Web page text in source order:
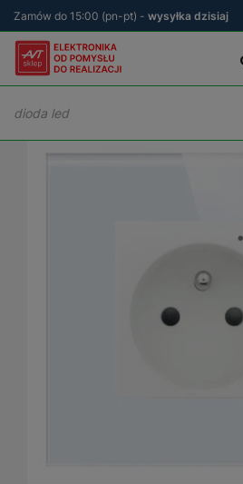
Zamów do 15:00 (pn-pt) - wysyłka dzisiaj